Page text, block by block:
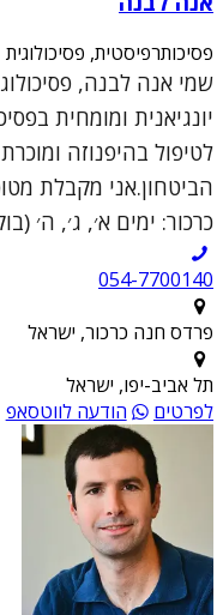
פסיכותרפיסטית, פסיכולוגית
שמי אנה לבנה,
יונגיאנית ומומחית
לטיפול בהיפנוזה
הביטחון.אני מקבלת
כרכור: ימים א׳, ג׳, ה׳
054-7700140
פרדס חנה כרכור, ישראל
תל אביב-יפו, ישראל
לפרטים
הודעה לווטסאפ